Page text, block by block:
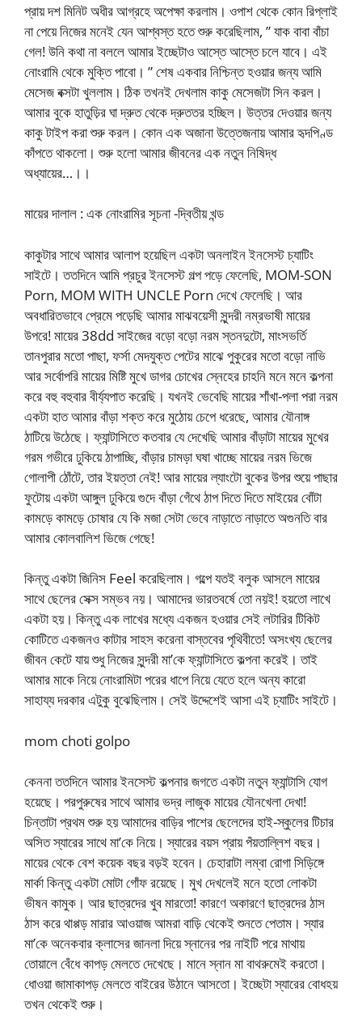
প্রায় দশ মিনিট অধীর আগ্রহে অপেক্ষা করলাম। ওপাশ থেকে কোন রিপ্লাই
না পেয়ে নিজের মনেই যেন আশ্বস্ত হতে শুরু করেছিলাম, ” যাক বাবা বাঁচা
গেল! উনি কথা না বললে আমার ইচ্ছেটাও আস্তে আস্তে চলে যাবে। এই
নোংরামি থেকে মুক্তি পাবো। ” শেষ একবার নিশ্চিন্ত হওয়ার জন্য আমি
মেসেজ বক্সটা খুললাম। ঠিক তখনই দেখলাম কাকু মেসেজটা সিন করল।
আমার বুকে হাতুড়ির ঘা দ্রুত থেকে দ্রুততর হচ্ছিল। উত্তর দেওয়ার জন্য
কাকু টাইপ করা শুরু করল। কোন এক অজানা উত্তেজনায় আমার হৃদপিণ্ড
কাঁপতে থাকলো। শুরু হলো আমার জীবনের এক নতুন নিষিদ্ধ
অধ্যায়ের…।।
মায়ের দালাল : এক নোংরামির সূচনা -দ্বিতীয় খন্ড
কাকুটার সাথে আমার আলাপ হয়েছিল একটা অনলাইন ইনসেস্ট চ্যাটিং
সাইটে। ততদিনে আমি প্রচুর ইনসেস্ট গল্প পড়ে ফেলেছি, MOM-SON
Porn, MOM WITH UNCLE Porn দেখে ফেলেছি। আর
অবধারিতভাবে প্রেমে পড়েছি আমার মাঝবয়েসী সুন্দরী নম্রভাষী মায়ের
উপরে! মায়ের 38dd সাইজের বড়ো বড়ো নরম স্তনদুটো, মাংসভর্তি
তানপুরার মতো পাছা, ফর্সা মেদযুক্ত পেটের মাঝে পুকুরের মতো বড়ো নাভি
আর সর্বোপরি মায়ের মিষ্টি মুখে ডাগর চোখের স্নেহের চাহনি মনে মনে কল্পনা
করে বহু বহুবার বীর্য্যপাত করেছি। যখনই ভেবেছি মায়ের শাঁখা-পলা পরা নরম
একটা হাত আমার বাঁড়া শক্ত করে মুঠোয় চেপে ধরেছে, আমার যৌনাঙ্গ
ঠাটিয়ে উঠেছে। ফ্যান্টাসিতে কতবার যে দেখেছি আমার বাঁড়াটা মায়ের মুখের
গরম গভীরে ঢুকিয়ে ঠাপাচ্ছি, বাঁড়ার চামড়া ঘষা খাচ্ছে মায়ের নরম ভিজে
গোলাপী ঠোঁটে, তার ইয়ত্তা নেই! আর মায়ের ল্যাংটো বুকের উপর শুয়ে পাছার
ফুটোয় একটা আঙ্গুল ঢুকিয়ে গুদে বাঁড়া গেঁথে ঠাপ দিতে দিতে মাইয়ের বোঁটা
কামড়ে কামড়ে চোষার যে কি মজা সেটা ভেবে নাড়াতে নাড়াতে অগুনতি বার
আমার কোলবালিশ ভিজে গেছে!
কিন্তু একটা জিনিস Feel করেছিলাম। গল্পে যতই বলুক আসলে মায়ের
সাথে ছেলের সেক্স সম্ভব নয়। আমাদের ভারতবর্ষে তো নয়ই! হয়তো লাখে
একটা হয়। কিন্তু এক লাখের মধ্যে একজন হওয়ার সেই লটারির টিকিট
কোটিতে একজনও কাটার সাহস করেনা বাস্তবের পৃথিবীতে! অসংখ্য ছেলের
জীবন কেটে যায় শুধু নিজের সুন্দরী মা’কে ফ্যান্টাসিতে কল্পনা করেই। তাই
আমার মাকে নিয়ে নোংরামিটা পরের ধাপে নিয়ে যেতে হলে অন্য কারো
সাহায্য দরকার এটুকু বুঝেছিলাম। সেই উদ্দেশেই আসা এই চ্যাটিং সাইটে।
mom choti golpo
কেননা ততদিনে আমার ইনসেস্ট কল্পনার জগতে একটা নতুন ফ্যান্টাসি যোগ
হয়েছে। পরপুরুষের সাথে আমার ভদ্র লাজুক মায়ের যৌনখেলা দেখা!
চিন্তাটা প্রথম শুরু হয় আমাদের বাড়ির পাশের ছেলেদের হাই-স্কুলের টিচার
অসিত স্যারের সাথে মা’কে নিয়ে। স্যারের বয়স প্রায় পঁয়তাল্লিশ বছর।
মায়ের থেকে বেশ কয়েক বছর বড়ই হবেন। চেহারাটা লম্বা রোগা সিড়িঙ্গে
মার্কা কিন্তু একটা মোটা গোঁফ রয়েছে। মুখ দেখলেই মনে হতো লোকটা
ভীষন কামুক। আর ছাত্রদের খুব মারতো! কারণে অকারণে ছাত্রদের ঠাস
ঠাস করে থাপ্পড় মারার আওয়াজ আমরা বাড়ি থেকেই শুনতে পেতাম। স্যার
মা’কে অনেকবার ক্লাসের জানলা দিয়ে স্নানের পর নাইটি পরে মাথায়
তোয়ালে বেঁধে কাপড় মেলতে দেখেছে। মানে স্নান মা বাথরুমেই করতো।
ধোওয়া জামাকাপড় মেলতে বাইরের উঠানে আসতো। ইচ্ছেটা স্যারের বোধহয়
তখন থেকেই শুরু।